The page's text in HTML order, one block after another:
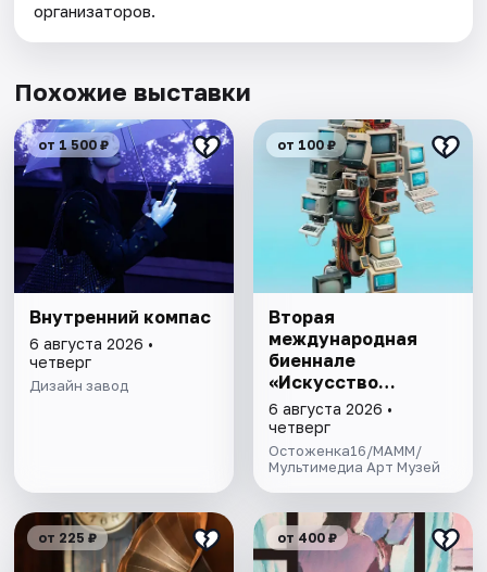
организаторов.
Похожие выставки
от 1 500 ₽
Внутренний компас
6 августа 2026 •
четверг
Дизайн завод
от 100 ₽
Вторая
международная
биеннале
«Искусство
будущего»
6 августа 2026 •
четверг
Остоженка16/МАММ/
Мультимедиа Арт Музей
от 225 ₽ от 400 ₽